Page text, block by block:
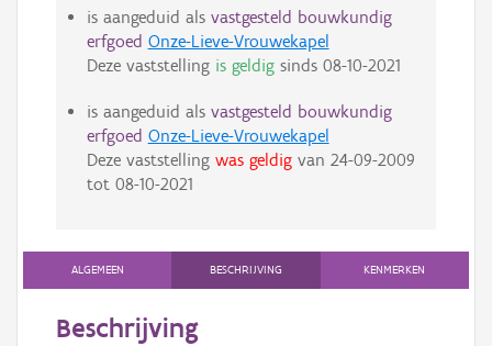
is aangeduid als vastgesteld bouwkundig
erfgoed Onze-Lieve-Vrouwekapel
Deze vaststelling is geldigsinds 08-10-2021
is aangeduid als vastgesteld bouwkundig
erfgoed Onze-Lieve-Vrouwekapel
Deze vaststelling was geldigvan 24-09-2009
tot 08-10-2021
ALGEMEEN BESCHRIJVING KENMERKEN
Beschrijving